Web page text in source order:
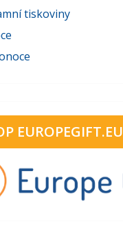
tiskoviny
EUROPEGIFT.EU